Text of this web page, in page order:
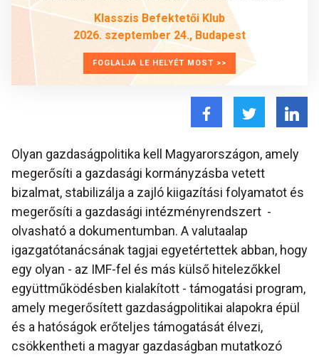
Klasszis Befektetői Klub
2026. szeptember 24., Budapest
FOGLALJA LE HELYÉT MOST >>
Olyan gazdaságpolitika kell Magyarországon, amely
megerősíti a gazdasági kormányzásba vetett
bizalmat, stabilizálja a zajló kiigazítási folyamatot és
megerősíti a gazdasági intézményrendszert -
olvasható a dokumentumban. A valutaalap
igazgatótanácsának tagjai egyetértettek abban, hogy
egy olyan - az IMF-fel és más külső hitelezőkkel
együttműködésben kialakított - támogatási program,
amely megerősített gazdaságpolitikai alapokra épül
és a hatóságok erőteljes támogatását élvezi,
csökkentheti a magyar gazdaságban mutatkozó